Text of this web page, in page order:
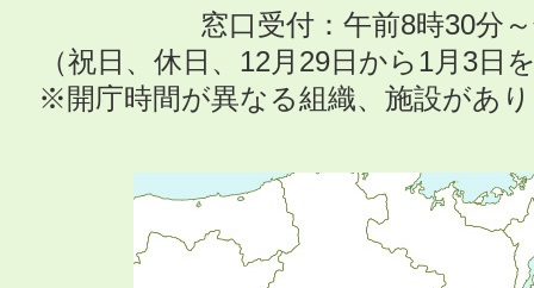
窓口受付：午前8時30分
（祝日、休日、12月29日から1月3日
※開庁時間が異なる組織、施設があ